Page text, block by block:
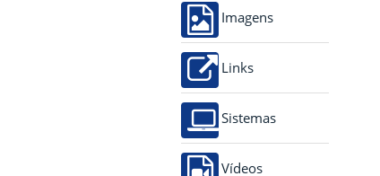
Imagens
Links
Sistemas
Vídeos